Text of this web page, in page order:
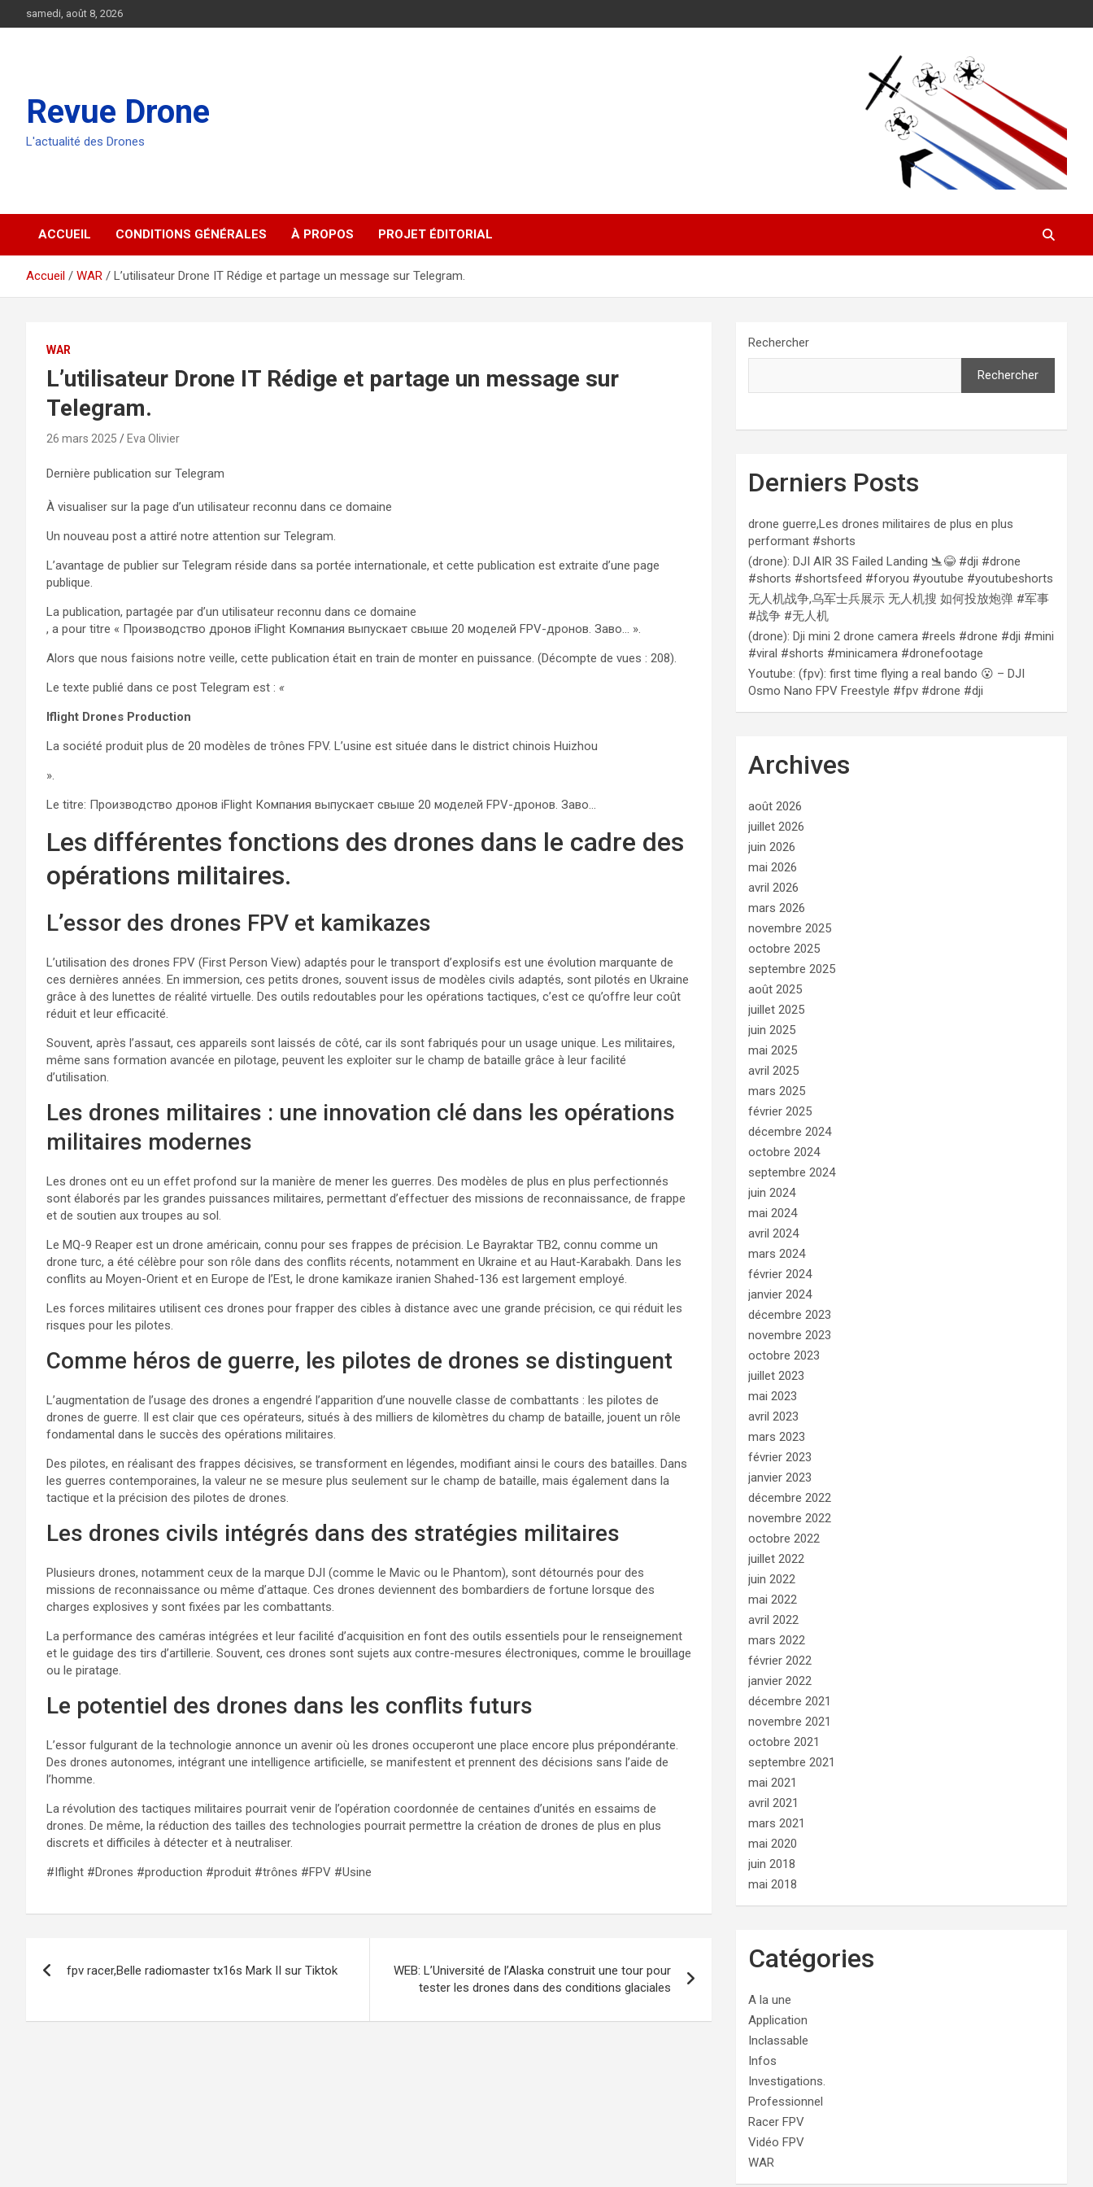
au
samedi, août 8, 2026
Revue Drone
L'actualité des Drones
ACCUEIL CONDITIONS GÉNÉRALES À PROPOS PROJET ÉDITORIAL
Accueil WAR L’utilisateur Drone IT Rédige et partage un message sur Telegram.
WAR
L’utilisateur Drone IT Rédige et partage un message sur
Telegram.
26 mars 2025 Eva Olivier
Dernière publication sur Telegram
À visualiser sur la page d’un utilisateur reconnu dans ce domaine
Un nouveau post a attiré notre attention sur Telegram.
L’avantage de publier sur Telegram réside dans sa portée internationale, et cette publication est extraite d’une page
publique.
La publication, partagée par d’un utilisateur reconnu dans ce domaine
, a pour titre « Производство дронов iFlight Компания выпускает свыше 20 моделей FPV-дронов. Заво… ».
Alors que nous faisions notre veille, cette publication était en train de monter en puissance. (Décompte de vues : 208).
Le texte publié dans ce post Telegram est : «
Iflight Drones Production
La société produit plus de 20 modèles de trônes FPV. L’usine est située dans le district chinois Huizhou
».
Le titre: Производство дронов iFlight Компания выпускает свыше 20 моделей FPV-дронов. Заво…
Les différentes fonctions des drones dans le cadre des
opérations militaires.
L’essor des drones FPV et kamikazes
L’utilisation des drones FPV (First Person View) adaptés pour le transport d’explosifs est une évolution marquante de
ces dernières années. En immersion, ces petits drones, souvent issus de modèles civils adaptés, sont pilotés en Ukraine
grâce à des lunettes de réalité virtuelle. Des outils redoutables pour les opérations tactiques, c’est ce qu’offre leur coût
réduit et leur efficacité.
Souvent, après l’assaut, ces appareils sont laissés de côté, car ils sont fabriqués pour un usage unique. Les militaires,
même sans formation avancée en pilotage, peuvent les exploiter sur le champ de bataille grâce à leur facilité
d’utilisation.
Les drones militaires : une innovation clé dans les opérations
militaires modernes
Les drones ont eu un effet profond sur la manière de mener les guerres. Des modèles de plus en plus perfectionnés
sont élaborés par les grandes puissances militaires, permettant d’effectuer des missions de reconnaissance, de frappe
et de soutien aux troupes au sol.
Le MQ-9 Reaper est un drone américain, connu pour ses frappes de précision. Le Bayraktar TB2, connu comme un
drone turc, a été célèbre pour son rôle dans des conflits récents, notamment en Ukraine et au Haut-Karabakh. Dans les
conflits au Moyen-Orient et en Europe de l’Est, le drone kamikaze iranien Shahed-136 est largement employé.
Les forces militaires utilisent ces drones pour frapper des cibles à distance avec une grande précision, ce qui réduit les
risques pour les pilotes.
Comme héros de guerre, les pilotes de drones se distinguent
L’augmentation de l’usage des drones a engendré l’apparition d’une nouvelle classe de combattants : les pilotes de
drones de guerre. Il est clair que ces opérateurs, situés à des milliers de kilomètres du champ de bataille, jouent un rôle
fondamental dans le succès des opérations militaires.
Des pilotes, en réalisant des frappes décisives, se transforment en légendes, modifiant ainsi le cours des batailles. Dans
les guerres contemporaines, la valeur ne se mesure plus seulement sur le champ de bataille, mais également dans la
tactique et la précision des pilotes de drones.
Les drones civils intégrés dans des stratégies militaires
Plusieurs drones, notamment ceux de la marque DJI (comme le Mavic ou le Phantom), sont détournés pour des
missions de reconnaissance ou même d’attaque. Ces drones deviennent des bombardiers de fortune lorsque des
charges explosives y sont fixées par les combattants.
La performance des caméras intégrées et leur facilité d’acquisition en font des outils essentiels pour le renseignement
et le guidage des tirs d’artillerie. Souvent, ces drones sont sujets aux contre-mesures électroniques, comme le brouillage
ou le piratage.
Le potentiel des drones dans les conflits futurs
L’essor fulgurant de la technologie annonce un avenir où les drones occuperont une place encore plus prépondérante.
Des drones autonomes, intégrant une intelligence artificielle, se manifestent et prennent des décisions sans l’aide de
l’homme.
La révolution des tactiques militaires pourrait venir de l’opération coordonnée de centaines d’unités en essaims de
drones. De même, la réduction des tailles des technologies pourrait permettre la création de drones de plus en plus
discrets et difficiles à détecter et à neutraliser.
#Iflight #Drones #production #produit #trônes #FPV #Usine
de
l’article
fpv racer,Belle radiomaster tx16s Mark II sur Tiktok
WEB: L’Université de l’Alaska construit une tour pour
tester les drones dans des conditions glaciales
Rechercher
Rechercher
Derniers Posts
drone guerre,Les drones militaires de plus en plus
performant #shorts
(drone): DJI AIR 3S Failed Landing 🛬😂 #dji #drone
#shorts #shortsfeed #foryou #youtube #youtubeshorts
无人机战争,乌军士兵展示 无人机搜 如何投放炮弹 #军事
#战争 #无人机
(drone): Dji mini 2 drone camera #reels #drone #dji #mini
#viral #shorts #minicamera #dronefootage
Youtube: (fpv): first time flying a real bando 😮 – DJI
Osmo Nano FPV Freestyle #fpv #drone #dji
Archives
août 2026
juillet 2026
juin 2026
mai 2026
avril 2026
mars 2026
novembre 2025
octobre 2025
septembre 2025
août 2025
juillet 2025
juin 2025
mai 2025
avril 2025
mars 2025
février 2025
décembre 2024
octobre 2024
septembre 2024
juin 2024
mai 2024
avril 2024
mars 2024
février 2024
janvier 2024
décembre 2023
novembre 2023
octobre 2023
juillet 2023
mai 2023
avril 2023
mars 2023
février 2023
janvier 2023
décembre 2022
novembre 2022
octobre 2022
juillet 2022
juin 2022
mai 2022
avril 2022
mars 2022
février 2022
janvier 2022
décembre 2021
novembre 2021
octobre 2021
septembre 2021
mai 2021
avril 2021
mars 2021
mai 2020
juin 2018
mai 2018
Catégories
A la une
Application
Inclassable
Infos
Investigations.
Professionnel
Racer FPV
Vidéo FPV
WAR